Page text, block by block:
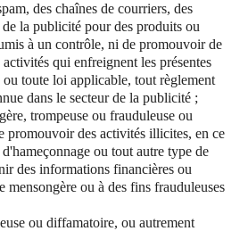
des chaînes de courriers, des
la publicité pour des produits ou
à un contrôle, ni de promouvoir de
qui enfreignent les présentes
toute loi applicable, tout règlement
dans le secteur de la publicité ;
trompeuse ou frauduleuse ou
promouvoir des activités illicites, en ce
ou tout autre type de
des informations financières ou
mensongère ou à des fins frauduleuses
ou diffamatoire, ou autrement